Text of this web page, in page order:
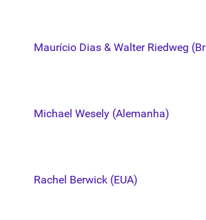
Maurício Dias & Walter Riedweg
Michael Wesely (Alemanha)
Rachel Berwick (EUA)